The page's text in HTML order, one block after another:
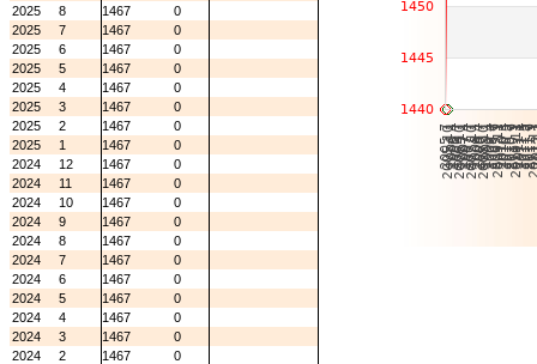
2025
8 1467
0
2025
7 1467
0
2025
6 1467
0
2025
5 1467
0
2025
4 1467
0
2025
3 1467
0
2025
2 1467
0
2025
1 1467
0
2024
12 1467
0
2024
11 1467
0
2024
10 1467
0
2024
9 1467
0
2024
8 1467
0
2024
7 1467
0
2024
6 1467
0
2024
5 1467
0
2024
4 1467
0
2024
3 1467
0
2024
2 1467
0